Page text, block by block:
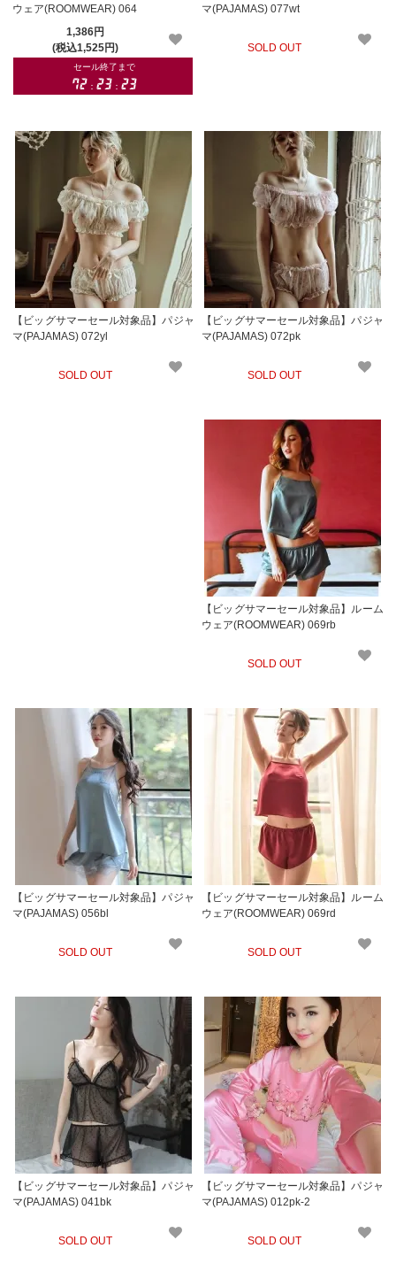
ウェア(ROOMWEAR) 064
1,386円
(税込1,525円)
マ(PAJAMAS) 077wt
SOLD OUT
【ビッグサマーセール対象品】パジャ
マ(PAJAMAS) 072yl
SOLD OUT
【ビッグサマーセール対象品】パジャ
マ(PAJAMAS) 072pk
SOLD OUT
【ビッグサマーセール対象品】ルーム
ウェア(ROOMWEAR) 069rb
SOLD OUT
【ビッグサマーセール対象品】パジャ
マ(PAJAMAS) 056bl
SOLD OUT
【ビッグサマーセール対象品】ルーム
ウェア(ROOMWEAR) 069rd
SOLD OUT
【ビッグサマーセール対象品】パジャ
マ(PAJAMAS) 041bk
SOLD OUT
【ビッグサマーセール対象品】パジャ
マ(PAJAMAS) 012pk-2
SOLD OUT